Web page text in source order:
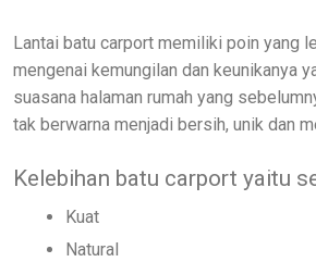
Lantai batu carport memiliki poin yang
mengenai kemungilan dan keunikanya
suasana halaman rumah yang
tak berwarna menjadi bersih, unik dan
Kelebihan batu carport yaitu
Kuat
Natural